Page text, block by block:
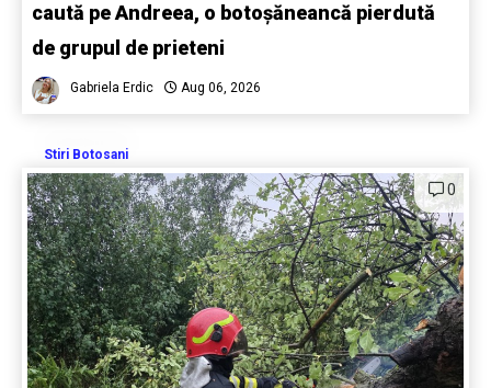
caută pe Andreea, o botoșăneancă pierdută
de grupul de prieteni
Gabriela Erdic Aug 06, 2026
Stiri Botosani
0